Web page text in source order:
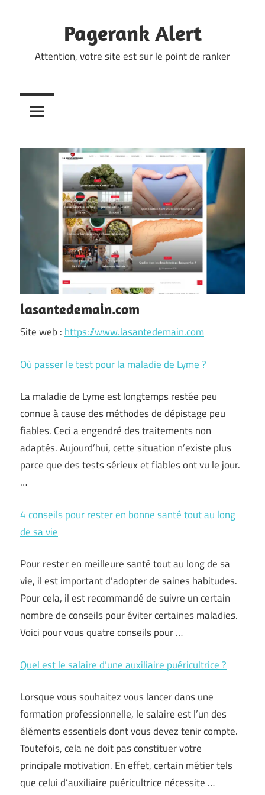
Pagerank Alert
Attention, votre site est sur le point de ranker
lasantedemain.com
Site web : https://www.lasantedemain.com
Où passer le test pour la maladie de Lyme ?
La maladie de Lyme est longtemps restée peu
connue à cause des méthodes de dépistage peu
fiables. Ceci a engendré des traitements non
adaptés. Aujourd’hui, cette situation n’existe plus
parce que des tests sérieux et fiables ont vu le jour.
…
4 conseils pour rester en bonne santé tout au long
de sa vie
Pour rester en meilleure santé tout au long de sa
vie, il est important d’adopter de saines habitudes.
Pour cela, il est recommandé de suivre un certain
nombre de conseils pour éviter certaines maladies.
Voici pour vous quatre conseils pour …
Quel est le salaire d’une auxiliaire puéricultrice ?
Lorsque vous souhaitez vous lancer dans une
formation professionnelle, le salaire est l’un des
éléments essentiels dont vous devez tenir compte.
Toutefois, cela ne doit pas constituer votre
principale motivation. En effet, certain métier tels
que celui d’auxiliaire puéricultrice nécessite …